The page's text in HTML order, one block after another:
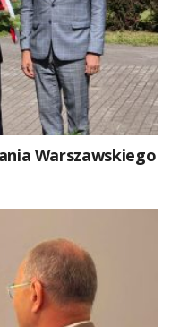
Warszawskiego